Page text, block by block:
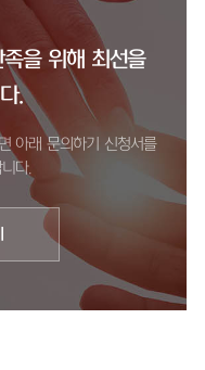
을 위해 최선을
.
아래 문의하기 신청서를
다.